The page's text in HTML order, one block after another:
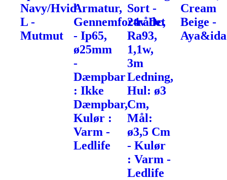
Navy/Hvid
L -
Mutmut
Armatur,
Gennemfortrådet
- Ip65,
ø25mm
-
Dæmpbar
: Ikke
Dæmpbar,
Kulør :
Varm -
Ledlife
Sort -
24v Dc,
Ra93,
1,1w,
3m
Ledning,
Hul: ø3
Cm,
Mål:
ø3,5 Cm
- Kulør
: Varm -
Ledlife
Cream
Beige -
Aya&ida